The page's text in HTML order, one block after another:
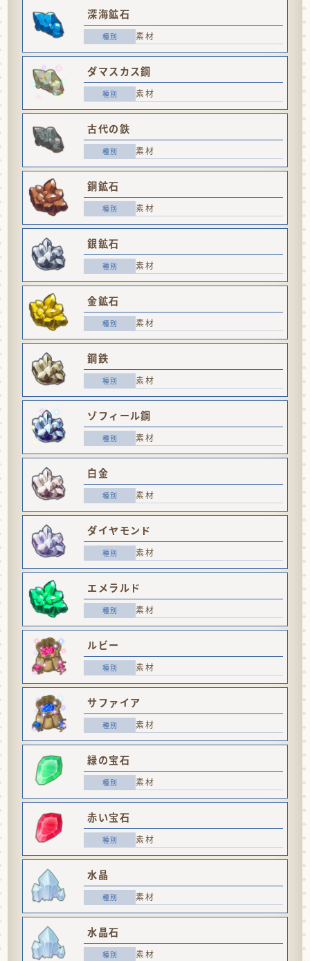
深海鉱石
素材
ダマスカス鋼
素材
古代の鉄
素材
銅鉱石
素材
銀鉱石
素材
金鉱石
素材
鋼鉄
素材
ゾフィール鋼
素材
白金
素材
ダイヤモンド
素材
エメラルド
素材
ルビー
素材
サファイア
素材
緑の宝石
素材
赤い宝石
素材
水晶
素材
水晶石
素材